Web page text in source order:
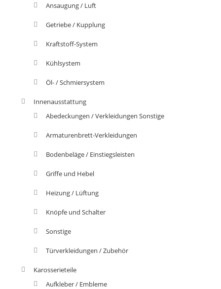
Ansaugung / Luft
Getriebe / Kupplung
Kraftstoff-System
Kühlsystem
Öl- / Schmiersystem
Innenausstattung
Abedeckungen / Verkleidungen Sonstige
Armaturenbrett-Verkleidungen
Bodenbeläge / Einstiegsleisten
Griffe und Hebel
Heizung / Lüftung
Knöpfe und Schalter
Sonstige
Türverkleidungen / Zubehör
Karosserieteile
Aufkleber / Embleme